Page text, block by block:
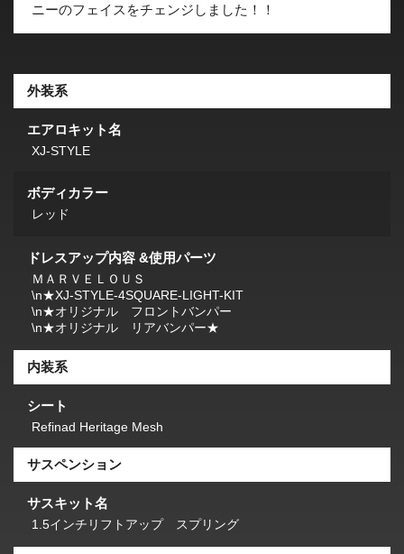
ニーのフェイスをチェンジしました！！
外装系
エアロキット名
XJ-STYLE
ボディカラー
レッド
ドレスアップ内容 &使用パーツ
ＭＡＲＶＥＬＯＵＳ
\n★XJ-STYLE-4SQUARE-LIGHT-KIT
\n★オリジナル フロントバンパー
\n★オリジナル リアバンパー★
内装系
シート
Refinad Heritage Mesh
サスペンション
サスキット名
1.5インチリフトアップ スプリング